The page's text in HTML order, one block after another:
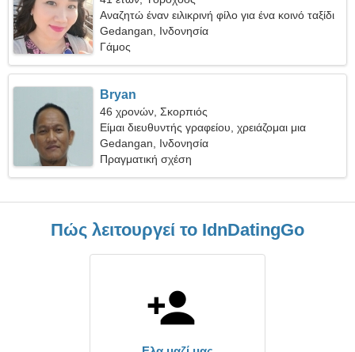
Αναζητώ έναν ειλικρινή φίλο για ένα κοινό ταξίδι
Gedangan, Ινδονησία
Γάμος
Bryan
46 χρονών, Σκορπιός
Είμαι διευθυντής γραφείου, χρειάζομαι μια
χαρούμενη γυναίκα
Gedangan, Ινδονησία
Πραγματική σχέση
Πώς λειτουργεί το IdnDatingGo